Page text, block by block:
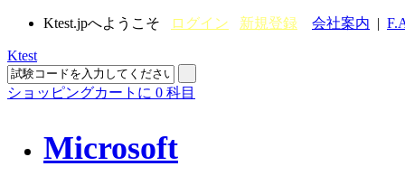
Ktest.jpへようこそ ログイン 新規登録 会社案内 |
Ktest
ショッピングカートに 0 科目
Microsoft